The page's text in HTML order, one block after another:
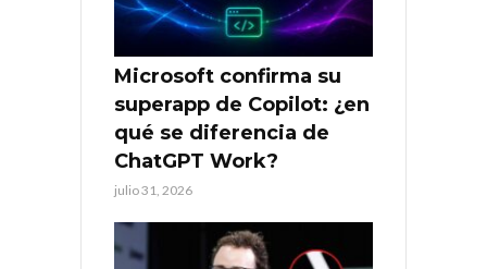
Microsoft confirma su
superapp de Copilot: ¿en
qué se diferencia de
ChatGPT Work?
julio 31, 2026